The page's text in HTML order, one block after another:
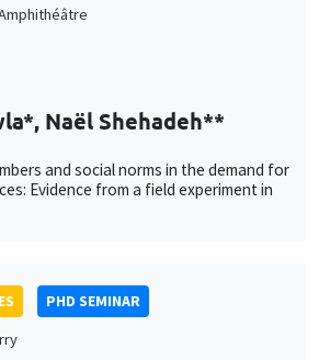
Naël Shehadeh**
and social norms in the demand for
Evidence from a field experiment in
PHD SEMINAR